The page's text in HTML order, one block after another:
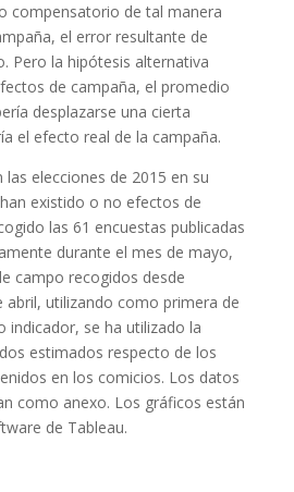
compensatorio de tal manera
el error resultante de
Pero la hipótesis alternativa
de campaña, el promedio
desplazarse una cierta
el efecto real de la campaña.
elecciones de 2015 en su
existido o no efectos de
las 61 encuestas publicadas
durante el mes de mayo,
campo recogidos desde
abril, utilizando como primera de
indicador, se ha utilizado la
estimados respecto de los
en los comicios. Los datos
como anexo. Los gráficos están
de Tableau.